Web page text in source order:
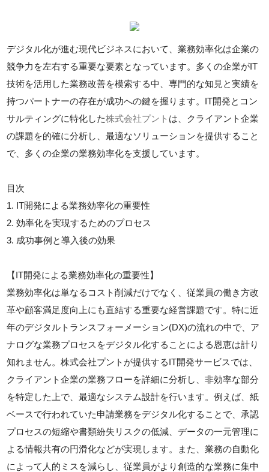
デジタル化が進む現代ビジネスにおいて、業務効率化は企業の
競争力を左右する重要な要素となっています。多くの企業がIT
技術を活用した業務改善を模索する中、専門的な知見と実績を
持つパートナーの存在が成功への鍵を握ります。IT開発とコン
サルティングに特化した株式会社プント は、クライアント企業
の課題を的確に分析し、最適なソリューションを提供すること
で、多くの企業の業務効率化を支援しています。
目次
1. IT開発による業務効率化の重要性
2. 効率化を実現するためのプロセス
3. 成功事例と導入後の効果
【IT開発による業務効率化の重要性】
業務効率化は単なるコスト削減だけでなく、従業員の働き方改
革や顧客満足度向上にも直結する重要な経営課題です。特に近
年のデジタルトランスフォーメーション(DX)の流れの中で、ア
ナログな業務プロセスをデジタル化することによる恩恵は計り
知れません。株式会社プントが提供するIT開発サービスでは、
クライアント企業の業務フローを詳細に分析し、非効率な部分
を特定した上で、最適なシステム設計を行います。例えば、紙
ベースで行われていた申請業務をデジタル化することで、承認
プロセスの短縮や書類紛失リスクの低減、データの一元管理に
よる情報共有の円滑化などが実現します。また、業務の自動化
によって人的ミスを減らし、従業員がより創造的な業務に集中